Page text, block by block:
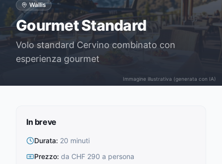
Immagine illustrativa (generata con IA)
Wallis
Gourmet Standard
Volo standard Cervino combinato con
esperienza gourmet
In breve
Durata: 20 minuti
Prezzo: da CHF 290 a persona